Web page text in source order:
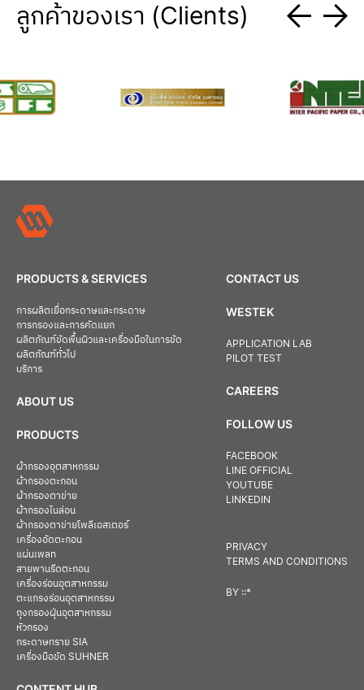
ลูกค้าของเรา (Clients)
PRODUCTS & SERVICES
การผลิตเยื่อกระดาษและกระดาษ
การกรองและการคัดแยก
ผลิตภัณฑ์ขัดพื้นผิวและเครื่องมือในการขัด
ผลิตภัณฑ์ทั่วไป
บริการ
ABOUT US
PRODUCTS
ผ้ากรองอุตสาหกรรม
ผ้ากรองตะกอน
ผ้ากรองตาข่าย
ผ้ากรองไนล่อน
ผ้ากรองตาข่ายโพลีเอสเตอร์
เครื่องอัดตะกอน
แผ่นเพลท
สายพานรีดตะกอน
เครื่องร่อนอุตสาหกรรม
ตะแกรงร่อนอุตสาหกรรม
ถุงกรองฝุ่นอุตสาหกรรม
หัวกรอง
กระดาษทราย SIA
เครื่องมือขัด SUHNER
CONTACT US
WESTEK
APPLICATION LAB
PILOT TEST
CAREERS
FOLLOW US
FACEBOOK
LINE OFFICIAL
YOUTUBE
LINKEDIN
PRIVACY
TERMS AND CONDITIONS
BY ::*